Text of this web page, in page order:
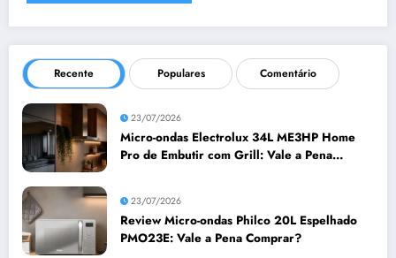
Recente Populares Comentário
23/07/2026
Micro-ondas Electrolux 34L ME3HP Home
Pro de Embutir com Grill: Vale a Pena
23/07/2026
Review Micro-ondas Philco 20L Espelhado
PMO23E: Vale a Pena Comprar?